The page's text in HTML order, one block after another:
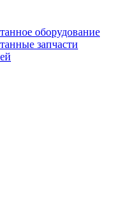
оборудование
запчасти